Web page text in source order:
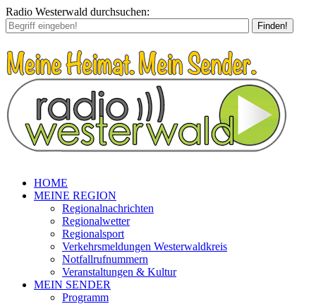
Radio Westerwald durchsuchen:
Finden!
HOME
MEINE REGION
Regionalnachrichten
Regionalwetter
Regionalsport
Verkehrsmeldungen Westerwaldkreis
Notfallrufnummern
Veranstaltungen & Kultur
MEIN SENDER
Programm